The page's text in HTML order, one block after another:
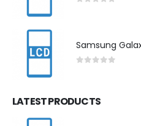
Samsung
LATEST PRODUCTS